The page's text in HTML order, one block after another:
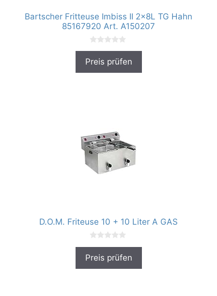
Bartscher Fritteuse Imbiss II 2x8L TG Hahn
85167920 Art. A150207
0
o
Preis prüfen
D.O.M. Friteuse 10 + 10 Liter A GAS
0
o
Preis prüfen